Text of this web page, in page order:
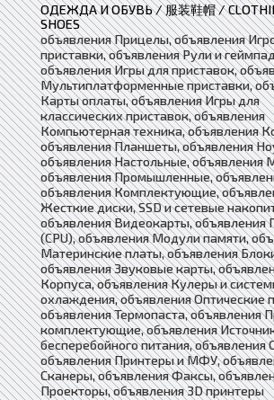
ОДЕЖДА И ОБУВЬ / 服装鞋帽 /
SHOES
объявления Прицелы, объявления
приставки, объявления Рули и
объявления Игры для приставок,
Мультиплатформенные приставки,
Карты оплаты, объявления Игры для
классических приставок, объявления
Компьютерная техника, объявления
объявления Планшеты, объявления
объявления Настольные, объявления
объявления Промышленные,
объявления Комплектующие,
Жесткие диски, SSD и сетевые
объявления Видеокарты, объявления
(CPU), объявления Модули памяти,
Материнские платы, объявления
объявления Звуковые карты,
Корпуса, объявления Кулеры и
охлаждения, объявления Оптические
объявления Термопаста, объявления
комплектующие, объявления
бесперебойного питания, объявления
объявления Принтеры и МФУ,
Сканеры, объявления Факсы,
Проекторы, объявления 3D принтеры